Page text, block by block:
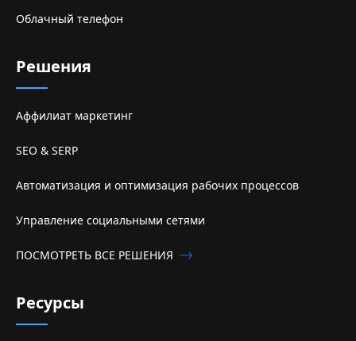
Облачный телефон
Решения
Аффилиат маркетинг
SEO & SERP
Автоматизация и оптимизация рабочих процессов
Управление социальными сетями
ПОСМОТРЕТЬ ВСЕ РЕШЕНИЯ
Ресурсы